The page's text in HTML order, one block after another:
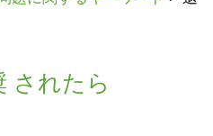
されたら